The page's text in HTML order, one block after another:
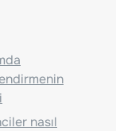
nasıl